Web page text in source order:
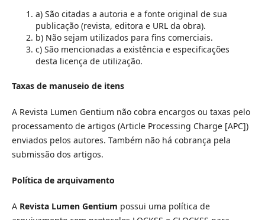
a) São citadas a autoria e a fonte original de sua
publicação (revista, editora e URL da obra).
b) Não sejam utilizados para fins comerciais.
c) São mencionadas a existência e especificações
desta licença de utilização.
Taxas de manuseio de itens
A Revista Lumen Gentium não cobra encargos ou taxas pelo
processamento de artigos (Article Processing Charge [APC])
enviados pelos autores. Também não há cobrança pela
submissão dos artigos.
Política de arquivamento
A Revista Lumen Gentium possui uma política de